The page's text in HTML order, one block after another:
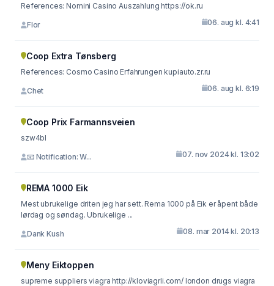
References: Nomini Casino Auszahlung https://ok.ru
Flor 06. aug kl. 4:41
Coop Extra Tønsberg
References: Cosmo Casino Erfahrungen kupiauto.zr.ru
Chet 06. aug kl. 6:19
Coop Prix Farmannsveien
szw4bl
📧 Notification: W... 07. nov 2024 kl. 13:02
REMA 1000 Eik
Mest ubrukelige driten jeg har sett. Rema 1000 på Eik er åpent både
lørdag og søndag. Ubrukelige ...
Dank Kush 08. mar 2014 kl. 20:13
Meny Eiktoppen
supreme suppliers viagra http://kloviagrli.com/ london drugs viagra